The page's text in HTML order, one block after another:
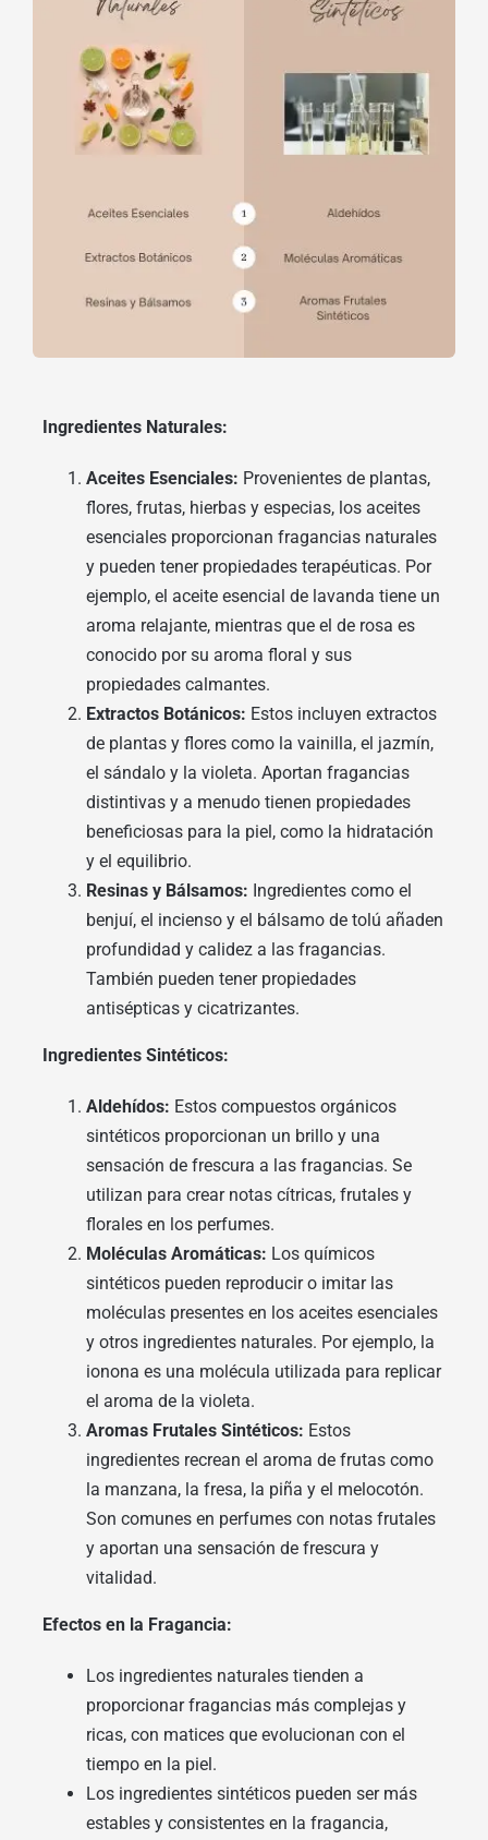
Ingredientes Naturales:
Aceites Esenciales: Provenientes de plantas,
flores, frutas, hierbas y especias, los aceites
esenciales proporcionan fragancias naturales
y pueden tener propiedades terapéuticas. Por
ejemplo, el aceite esencial de lavanda tiene un
aroma relajante, mientras que el de rosa es
conocido por su aroma floral y sus
propiedades calmantes.
Extractos Botánicos: Estos incluyen extractos
de plantas y flores como la vainilla, el jazmín,
el sándalo y la violeta. Aportan fragancias
distintivas y a menudo tienen propiedades
beneficiosas para la piel, como la hidratación
y el equilibrio.
Resinas y Bálsamos: Ingredientes como el
benjuí, el incienso y el bálsamo de tolú añaden
profundidad y calidez a las fragancias.
También pueden tener propiedades
antisépticas y cicatrizantes.
Ingredientes Sintéticos:
Aldehídos: Estos compuestos orgánicos
sintéticos proporcionan un brillo y una
sensación de frescura a las fragancias. Se
utilizan para crear notas cítricas, frutales y
florales en los perfumes.
Moléculas Aromáticas: Los químicos
sintéticos pueden reproducir o imitar las
moléculas presentes en los aceites esenciales
y otros ingredientes naturales. Por ejemplo, la
ionona es una molécula utilizada para replicar
el aroma de la violeta.
Aromas Frutales Sintéticos: Estos
ingredientes recrean el aroma de frutas como
la manzana, la fresa, la piña y el melocotón.
Son comunes en perfumes con notas frutales
y aportan una sensación de frescura y
vitalidad.
Efectos en la Fragancia:
Los ingredientes naturales tienden a
proporcionar fragancias más complejas y
ricas, con matices que evolucionan con el
tiempo en la piel.
Los ingredientes sintéticos pueden ser más
estables y consistentes en la fragancia,